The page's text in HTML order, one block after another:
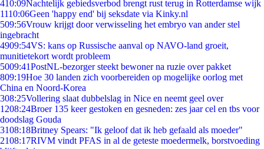
410:09Nachtelijk gebiedsverbod brengt rust terug in Rotterdamse wijk
1110:06Geen 'happy end' bij seksdate via Kinky.nl
509:56Vrouw krijgt door verwisseling het embryo van ander stel
ingebracht
4909:54VS: kans op Russische aanval op NAVO-land groeit,
munitietekort wordt probleem
5009:41PostNL-bezorger steekt bewoner na ruzie over pakket
809:19Hoe 30 landen zich voorbereiden op mogelijke oorlog met
China en Noord-Korea
308:25Vollering slaat dubbelslag in Nice en neemt geel over
1208:24Broer 135 keer gestoken en gesneden: zes jaar cel en tbs voor
doodslag Gouda
3108:18Britney Spears: "Ik geloof dat ik heb gefaald als moeder"
2108:17RIVM vindt PFAS in al de geteste moedermelk, borstvoeding